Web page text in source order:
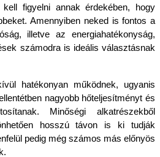
figyelni annak érdekében, hogy
Amennyiben neked is fontos a
illetve az energiahatékonyság,
számodra is ideális választásnak
hatékonyan működnek, ugyanis
nagyobb hőteljesítményt és
Minőségi alkatrészekből
hosszú távon is ki tudják
pedig még számos más előnyös